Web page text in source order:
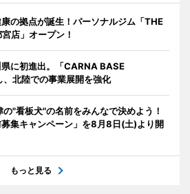
の拠点が誕生！パーソナルジム「THE
店」オープン！
に初進出。「CARNA BASE
北陸での事業展開を強化
"看板犬"の名前をみんなで決めよう！
集キャンペーン」を8月8日(土)より開
もっと見る